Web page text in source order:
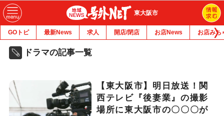
東大阪市
GOトピ 最新News 求人 開店/閉店 お店News お店みち
ドラマの記事一覧
【東大阪市】明日放送！関
西テレビ『後妻業』の撮影
場所に東大阪市の〇〇〇が